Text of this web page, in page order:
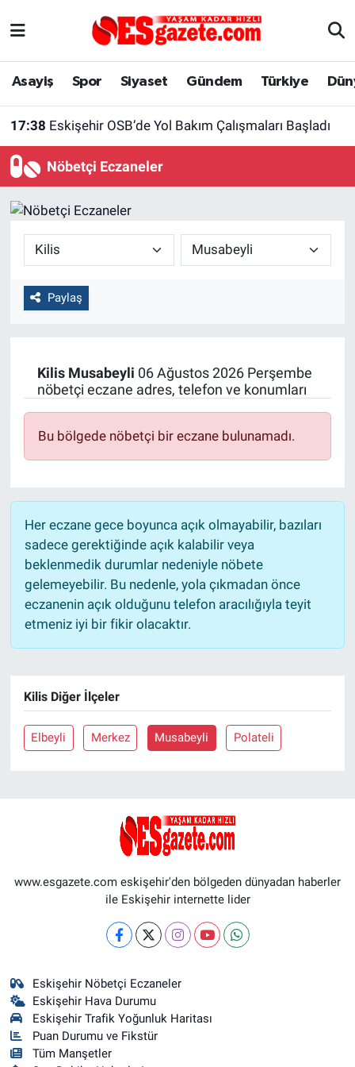
Asayiş Spor Siyaset Gündem Türkiye
17:38 Eskişehir OSB’de Yol Bakım Çalışmaları Başladı
Nöbetçi Eczaneler
Paylaş
Kilis Musabeyli 06 Ağustos 2026 Perşembe
nöbetçi eczane adres, telefon ve konumları
Bu bölgede nöbetçi bir eczane bulunamadı.
Her eczane gece boyunca açık olmayabilir, bazıları
sadece gerektiğinde açık kalabilir veya
beklenmedik durumlar nedeniyle nöbete
gelemeyebilir. Bu nedenle, yola çıkmadan önce
eczanenin açık olduğunu telefon aracılığıyla teyit
etmeniz iyi bir fikir olacaktır.
Kilis Diğer İlçeler
Elbeyli Merkez Musabeyli Polateli
www.esgazete.com eskişehir'den bölgeden dünyadan haberler
ile Eskişehir internette lider
Eskişehir Nöbetçi Eczaneler
Eskişehir Hava Durumu
Eskişehir Trafik Yoğunluk Haritası
Puan Durumu ve Fikstür
Tüm Manşetler
Asayiş
Türkiye
Dünya
Sağlık
Yaşam
Eskişehir Arşivi
Röportaj
Ekonomi
Politika
Kütahya
Gezi
Genel
Çevre
Yerel
Bilim ve Teknoloji
Eskişehir Nöbetçi Eczaneler
Tüm Manşetler
Son Dakika Haberleri
Haber Arşivi